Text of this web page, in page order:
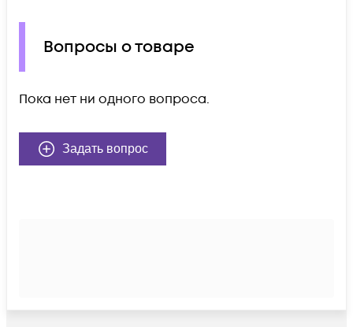
Вопросы о товаре
Пока нет ни одного вопроса.
Задать вопрос